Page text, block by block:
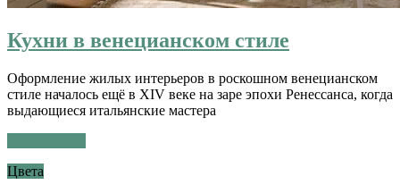
Кухни в венецианском стиле
Оформление жилых интерьеров в роскошном венецианском
стиле началось ещё в XIV веке на заре эпохи Ренессанса, когда
выдающиеся итальянские мастера
Цвета